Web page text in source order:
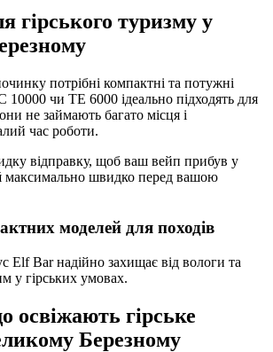
гірського туризму у
потрібні компактні та потужні
10000 чи TE 6000 ідеально підходять для
не займають багато місця і
час роботи.
відправку, щоб ваш вейп прибув у
максимально швидко перед вашою
моделей для походів
Elf Bar надійно захищає від вологи та
у гірських умовах.
освіжають гірське
Березному